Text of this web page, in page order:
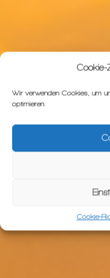
Cookie-
Wir verwenden Cookies, um
optimieren.
Cookie-